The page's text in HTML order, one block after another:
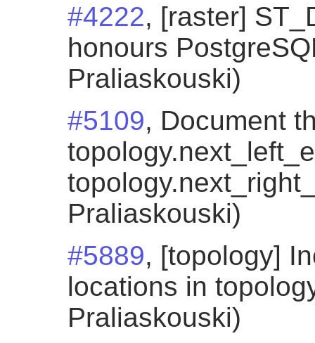
#4222, [raster]
honours
Praliaskouski)
#5109, Document
Praliaskouski)
#5889, [topology]
locations in
Praliaskouski)